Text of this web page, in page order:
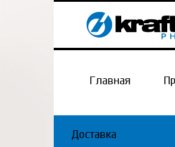
Главная
Доставка